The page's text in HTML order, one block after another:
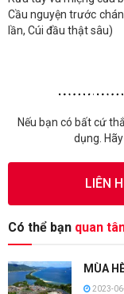
Cầu nguyện trước
lần, Cúi đầu thật sâu)
Nếu bạn có bất cứ
dụng.
LIÊN
Có thể bạn quan
MÙA
2023-